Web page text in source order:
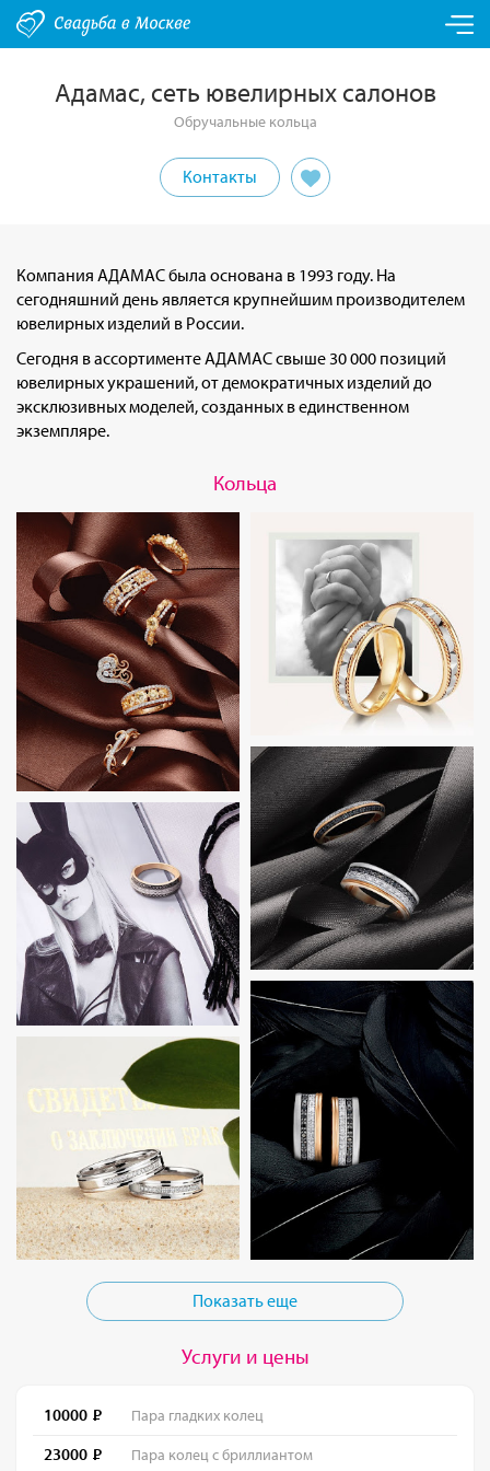
Адамас, сеть ювелирных салонов
Обручальные кольца
Контакты
Компания АДАМАС была основана в 1993 году. На
сегодняшний день является крупнейшим производителем
ювелирных изделий в России.
Сегодня в ассортименте АДАМАС свыше 30 000 позиций
ювелирных украшений, от демократичных изделий до
эксклюзивных моделей, созданных в единственном
экземпляре.
Кольца
Показать еще
Услуги и цены
10000 Пара гладких колец
23000 Пара колец с бриллиантом